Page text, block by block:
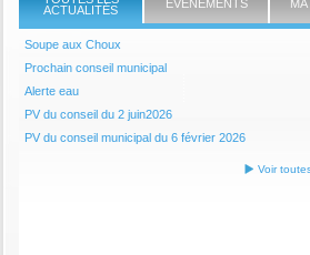
ACTUALITÉS
ÉVÈNEMENTS
Soupe aux Choux
Prochain conseil municipal
Alerte eau
PV du conseil du 2 juin2026
PV du conseil municipal du 6 février 2026
Voir